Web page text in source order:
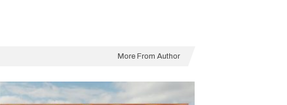
More From Author